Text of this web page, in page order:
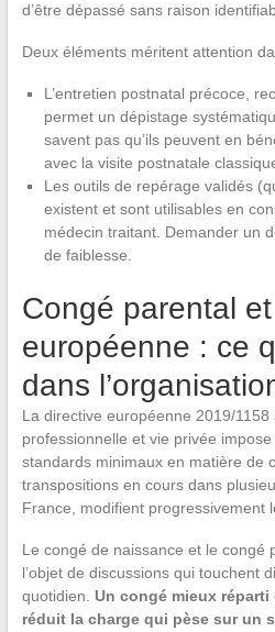
d’être dépassé sans raison
Deux éléments méritent attention
L’entretien postnatal précoce,
permet un dépistage
savent pas qu’ils peuvent en
avec la visite postnatale
Les outils de repérage validés
existent et sont utilisables en
médecin traitant. Demander un
de faiblesse.
Congé parental
européenne : ce
dans
La directive européenne 2019/1158
professionnelle et vie privée
standards minimaux en matière de
transpositions en cours dans
France, modifient progressivement
Le congé de naissance et le congé
l’objet de discussions qui touchent
quotidien. Un congé mieux
réduit la charge qui pèse sur un